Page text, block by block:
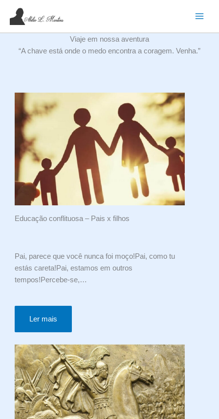
para
Viaje em nossa aventura
“A chave está onde o medo encontra a coragem. Venha.”
Educação conflituosa – Pais x filhos
Pai, parece que você nunca foi moço!Pai, como tu
estás careta!Pai, estamos em outros
tempos!Percebe-se,…
Ler mais